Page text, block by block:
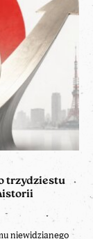
trzydziestu
niewidzianego